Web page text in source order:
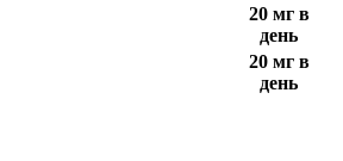
20 мг в
день
20 мг в
день